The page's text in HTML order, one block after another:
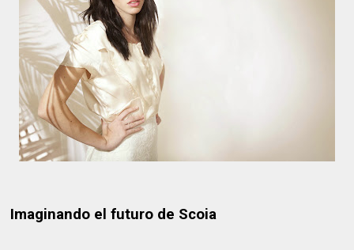
Imaginando el futuro de Scoia